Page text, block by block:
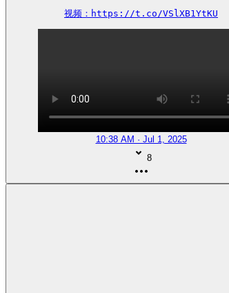
视频：https://t.co/VSlXB1YtKU
10:38 AM · Jul 1, 2025
8